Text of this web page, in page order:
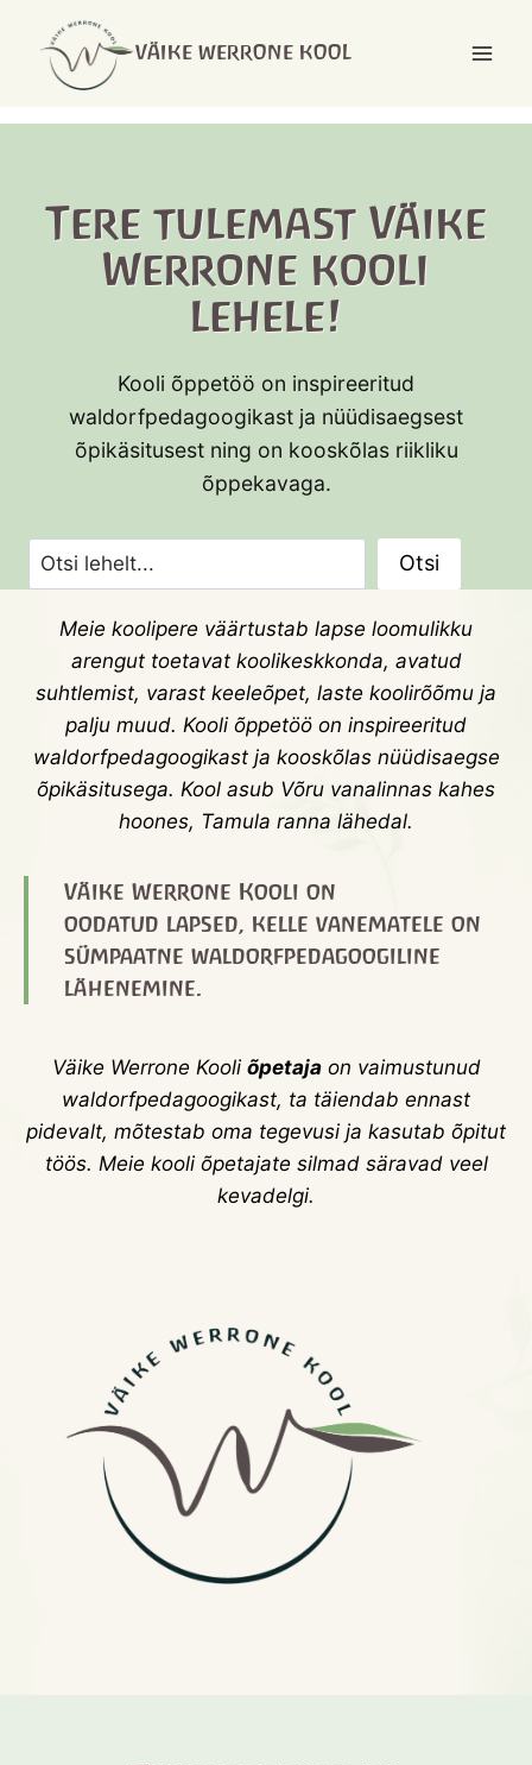
content
VÄIKE WERRONE KOOL
Avaleht
Tere tulemast Väike
Werrone kooli
lehele!
Kooli õppetöö on inspireeritud
waldorfpedagoogikast ja nüüdisaegsest
õpikäsitusest ning on kooskõlas riikliku
õppekavaga.
O
t
Otsi
Meie koolipere väärtustab lapse loomulikku
arengut toetavat koolikeskkonda, avatud
suhtlemist, varast keeleõpet, laste koolirõõmu ja
palju muud. Kooli õppetöö on inspireeritud
waldorfpedagoogikast ja kooskõlas nüüdisaegse
õpikäsitusega. Kool asub Võru vanalinnas kahes
hoones, Tamula ranna lähedal.
Väike Werrone Kooli on
oodatud lapsed, kelle vanematele on
sümpaatne waldorfpedagoogiline
lähenemine.
Väike Werrone Kooli õpetajaon vaimustunud
waldorfpedagoogikast, ta täiendab ennast
pidevalt, mõtestab oma tegevusi ja kasutab õpitut
töös. Meie kooli õpetajate silmad säravad veel
kevadelgi.